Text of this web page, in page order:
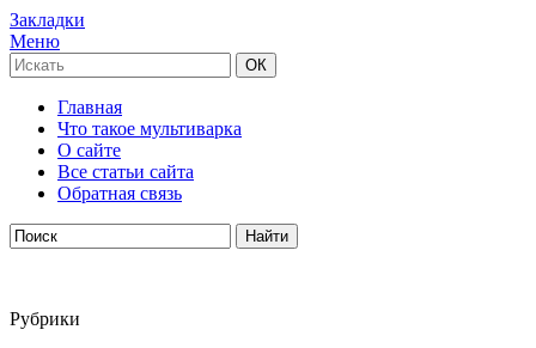
Закладки
Меню
Главная
Что такое мультиварка
О сайте
Все статьи сайта
Обратная связь
Рубрики